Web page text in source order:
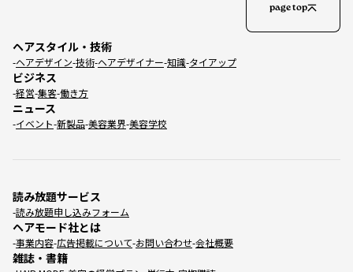
ヘアスタイル・技術
ヘアデザイン 技術 ヘアデザイナー 知識 タイアップ
ビジネス
経営 集客 働き方
ニュース
イベント 新製品 美容業界 美容学校
読み放題サービス
読み放題申し込みフォーム
ヘアモード社とは
事業内容 広告掲載について お問い合わせ 会社概要
雑誌・書籍
page top